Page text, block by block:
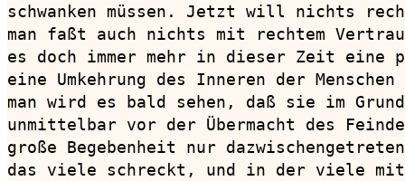
schwanken müssen. Jetzt will nichts recht
man faßt auch nichts mit rechtem
es doch immer mehr in dieser Zeit eine
eine Umkehrung des Inneren der
man wird es bald sehen, daß sie im
unmittelbar vor der Übermacht des
große Begebenheit nur
das viele schreckt, und in der viele